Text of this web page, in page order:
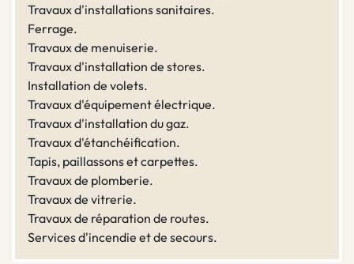
Travaux d'installations sanitaires.
Ferrage.
Travaux de menuiserie.
Travaux d'installation de stores.
Installation de volets.
Travaux d'équipement électrique.
Travaux d'installation du gaz.
Travaux d'étanchéification.
Tapis, paillassons et carpettes.
Travaux de plomberie.
Travaux de vitrerie.
Travaux de réparation de routes.
Services d'incendie et de secours.